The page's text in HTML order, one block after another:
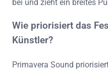
bei und zieht ein breites
Wie priorisiert das
Künstler?
Primavera Sound